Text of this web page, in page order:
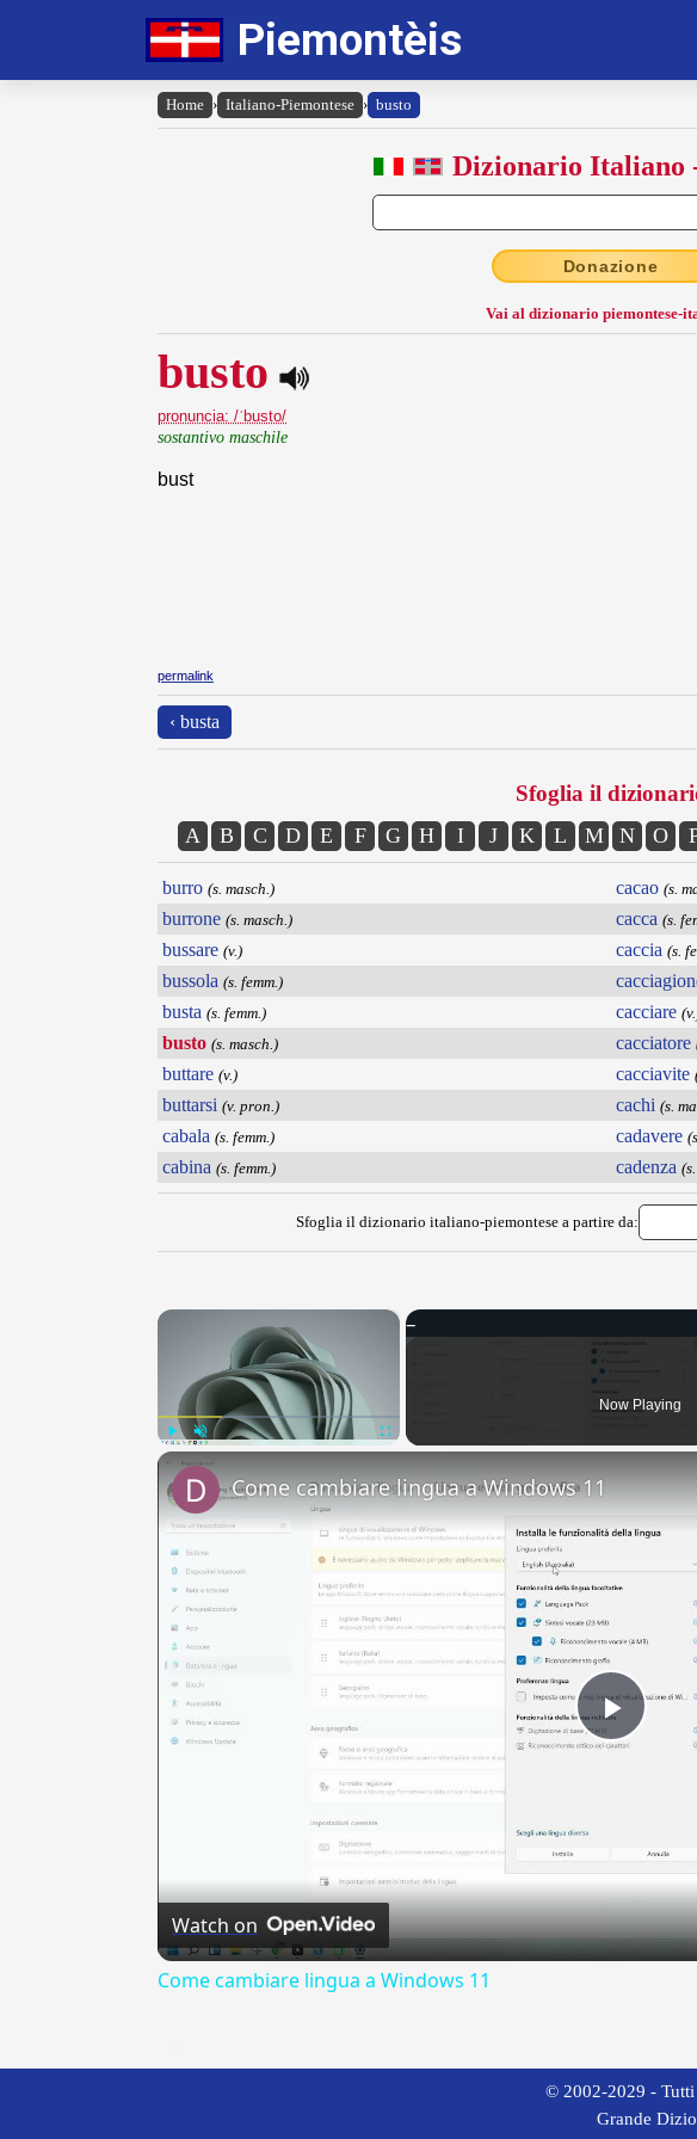
Piemontèis
Home › Italiano-Piemontese › busto
Dizionario Italiano
Donazione
Vai al dizionario piemontese-
busto
pronuncia: /ˈbusto/
sostantivo maschile
bust
permalink
‹ busta
Sfoglia il
A B C D E F G H I J K L M N O
burro (s. masch.)
burrone (s. masch.)
bussare (v.)
bussola (s. femm.)
busta (s. femm.)
busto (s. masch.)
buttare (v.)
buttarsi (v. pron.)
cabala (s. femm.)
cabina (s. femm.)
cacao (s.
cacca (s.
caccia (s.
cacciare
cacciatore
cacciavite
cachi (s.
cadavere
cadenza
Sfoglia il dizionario italiano-piemontese a partire da:
×
Now Playing
Play
Come cambiare lingua a Windows 11
Watch on
Come cambiare lingua a Windows 11
© 2002-2029 -
Grande